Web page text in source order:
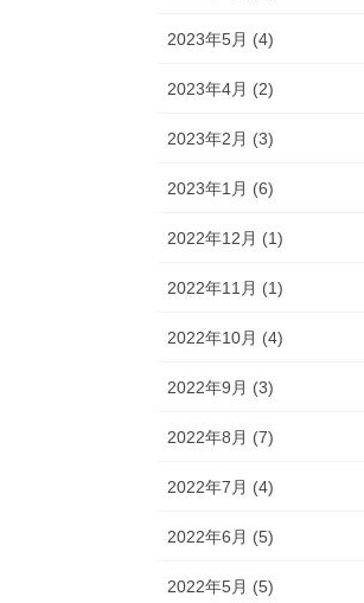
2023年5月 (4)
2023年4月 (2)
2023年2月 (3)
2023年1月 (6)
2022年12月 (1)
2022年11月 (1)
2022年10月 (4)
2022年9月 (3)
2022年8月 (7)
2022年7月 (4)
2022年6月 (5)
2022年5月 (5)